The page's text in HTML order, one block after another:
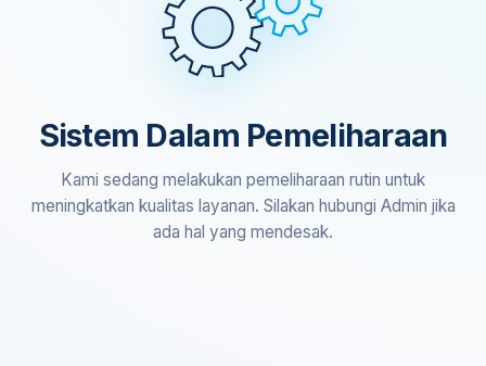
Sistem Dalam Pemeliharaan
Kami sedang melakukan pemeliharaan rutin untuk
meningkatkan kualitas layanan. Silakan hubungi Admin jika
ada hal yang mendesak.